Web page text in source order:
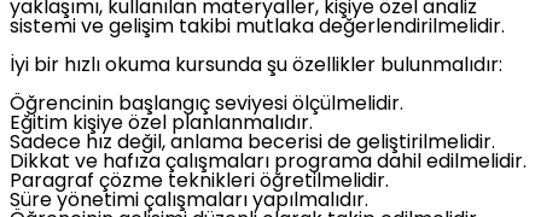
yaklaşımı, kullanılan materyaller, kişiye özel analiz
sistemi ve gelişim takibi mutlaka değerlendirilmelidir.
İyi bir hızlı okuma kursunda şu özellikler bulunmalıdır:
Öğrencinin başlangıç seviyesi ölçülmelidir.
Eğitim kişiye özel planlanmalıdır.
Sadece hız değil, anlama becerisi de geliştirilmelidir.
Dikkat ve hafıza çalışmaları programa dahil edilmelidir.
Paragraf çözme teknikleri öğretilmelidir.
Süre yönetimi çalışmaları yapılmalıdır.